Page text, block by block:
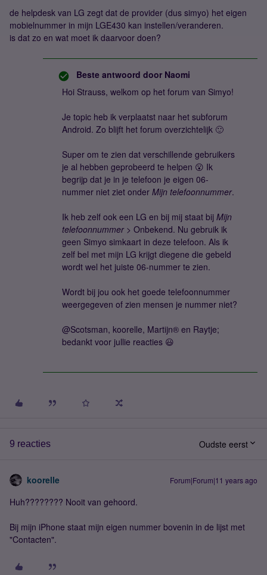
de helpdesk van LG zegt dat de provider (dus simyo) het eigen
mobielnummer in mijn LGE430 kan instellen/veranderen.
is dat zo en wat moet ik daarvoor doen?
Beste antwoord door Naomi
Hoi Strauss, welkom op het forum van Simyo!
Je topic heb ik verplaatst naar het subforum
Android. Zo blijft het forum overzichtelijk 🙂
Super om te zien dat verschillende gebruikers
je al hebben geprobeerd te helpen 😮 Ik
begrijp dat je in je telefoon je eigen 06-
nummer niet ziet onder Mijn telefoonnummer.
Ik heb zelf ook een LG en bij mij staat bij Mijn
telefoonnummer> Onbekend. Nu gebruik ik
geen Simyo simkaart in deze telefoon. Als ik
zelf bel met mijn LG krijgt diegene die gebeld
wordt wel het juiste 06-nummer te zien.
Wordt bij jou ook het goede telefoonnummer
weergegeven of zien mensen je nummer niet?
@Scotsman, koorelle, Martijn® en Raytje;
bedankt voor jullie reacties 😃
9 reacties Oudste eerst
koorelle Forum|Forum|11 years ago
Huh???????? Nooit van gehoord.
Bij mijn iPhone staat mijn eigen nummer bovenin in de lijst met
"Contacten".